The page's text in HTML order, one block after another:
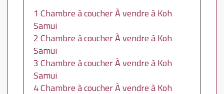
1 Chambre à coucher À vendre à Koh
Samui
2 Chambre à coucher À vendre à Koh
Samui
3 Chambre à coucher À vendre à Koh
Samui
4 Chambre à coucher À vendre à Koh